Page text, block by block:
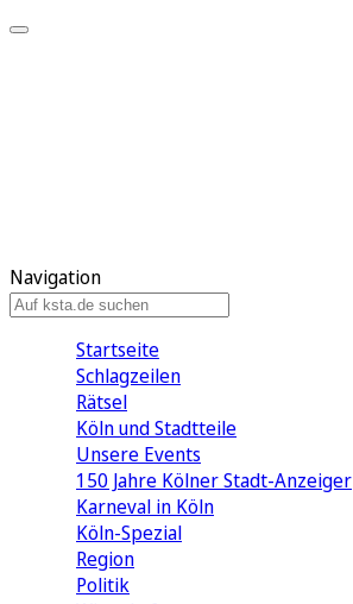
Navigation
Startseite
Schlagzeilen
Rätsel
Köln und Stadtteile
Unsere Events
150 Jahre Kölner Stadt-Anzeiger
Karneval in Köln
Köln-Spezial
Region
Politik